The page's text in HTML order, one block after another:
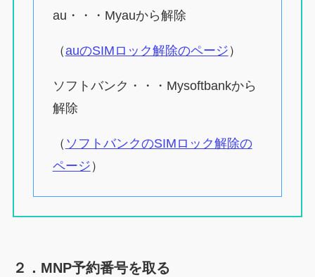
au・・・Myauから解除
（auのSIMロック解除のページ ）
ソフトバンク・・・Mysoftbankから
解除
（ ソフトバンクのSIMロック解除の
ページ ）
２．MNP予約番号を取る